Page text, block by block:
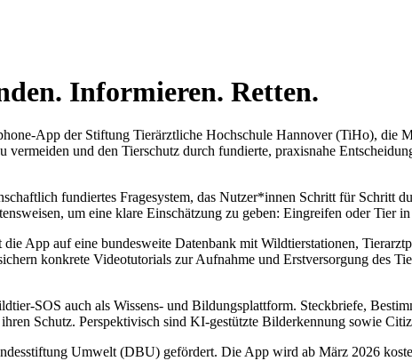
Informieren. Retten.
App der Stiftung Tierärztliche Hochschule Hannover (TiHo),
vermeiden und den Tierschutz durch fundierte, praxisnahe
fundiertes Fragesystem, das Nutzer*innen Schritt für Schritt
um eine klare Einschätzung zu geben: Eingreifen oder Tier in
App auf eine bundesweite Datenbank mit Wildtierstationen,
konkrete Videotutorials zur Aufnahme und Erstversorgung des
SOS auch als Wissens- und Bildungsplattform. Steckbriefe,
Schutz. Perspektivisch sind KI-gestützte Bilderkennung sowie
Umwelt (DBU) gefördert. Die App wird ab März 2026